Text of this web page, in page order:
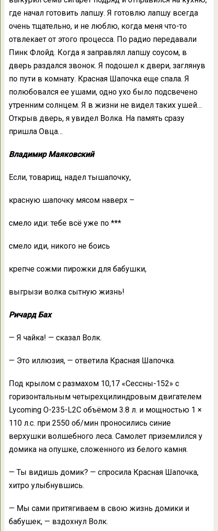
где начал готовить лапшу. Я готовлю лапшу всегда
очень тщательно, и не люблю, когда меня что-то
отвлекает от этого процесса. По радио передавали
Пинк Флойд. Когда я заправлял лапшу соусом, в
дверь раздался звонок. Я подошел к двери, заглянув
по пути в комнату. Красная Шапочка еще спала. Я
полюбовался ее ушами, одно ухо было подсвечено
утренним солнцем. Я в жизни не видел таких ушей…
Открыв дверь, я увидел Волка. На память сразу
пришла Овца…
Владимир Маяковский
Если, товарищ, надел тышапочку,
красную шапочку мясом наверх –
смело иди: тебе всё уже по ***
смело иди, никого не боись
крепче сожми пирожки для бабушки,
выгрызи волка сытную жизнь!
Ричард Бах
— Я чайка! — сказал Волк.
— Это иллюзия, — ответила Красная Шапочка.
Под крылом с размахом 10,17 «Сессны-152» с
горизонтальным четырехцилиндровым двигателем
Lycoming O-235-L2C объёмом 3.8 л. и мощностью 1 ×
110 л.с. при 2550 об/мин проносились синие
верхушки волшебного леса. Самолет приземлился у
домика на опушке, сложенного из белого камня.
— Ты видишь домик? — спросила Красная Шапочка,
хитро улыбнувшись.
— Мы сами притягиваем в свою жизнь домики и
бабушек, — вздохнул Волк.